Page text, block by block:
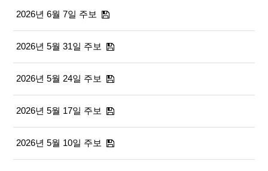
2026년 6월 7일 주보
2026년 5월 31일 주보
2026년 5월 24일 주보
2026년 5월 17일 주보
2026년 5월 10일 주보